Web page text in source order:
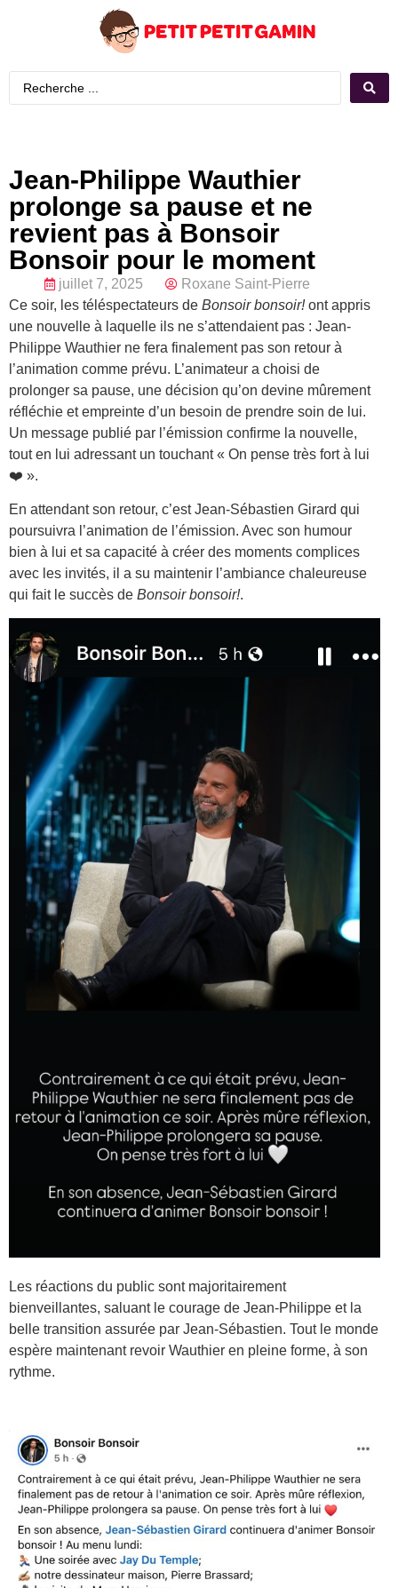
Jean-Philippe Wauthier
prolonge sa pause et ne
revient pas à Bonsoir
Bonsoir pour le moment
juillet 7, 2025
Roxane Saint-Pierre
Ce soir, les téléspectateurs de Bonsoir bonsoir!ont appris
une nouvelle à laquelle ils ne s’attendaient pas : Jean-
Philippe Wauthier ne fera finalement pas son retour à
l’animation comme prévu. L’animateur a choisi de
prolonger sa pause, une décision qu’on devine mûrement
réfléchie et empreinte d’un besoin de prendre soin de lui.
Un message publié par l’émission confirme la nouvelle,
tout en lui adressant un touchant « On pense très fort à lui
❤️ ».
En attendant son retour, c’est Jean-Sébastien Girard qui
poursuivra l’animation de l’émission. Avec son humour
bien à lui et sa capacité à créer des moments complices
avec les invités, il a su maintenir l’ambiance chaleureuse
qui fait le succès de Bonsoir bonsoir!.
Les réactions du public sont majoritairement
bienveillantes, saluant le courage de Jean-Philippe et la
belle transition assurée par Jean-Sébastien. Tout le monde
espère maintenant revoir Wauthier en pleine forme, à son
rythme.